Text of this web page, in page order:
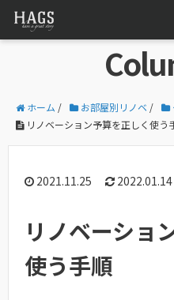
ホーム / お部屋別リノベ /
リノベーション予算を正しく使う
2021.11.25 2022.01.14
リノベーショ
使う手順